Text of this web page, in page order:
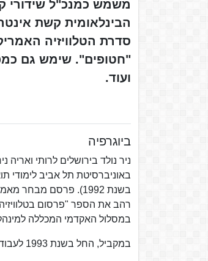
סדרת הטלוויזיה
ועוד.
ביוגרפיה
ניר נולד בירושלים לרותי
במסלול האקדמי המכללה
במקביל, החל בשנת 1993 לעבוד בשידורי קשת כמנהל תכנון ופרסום.ניר נשוי ואב לשתי ילדות.